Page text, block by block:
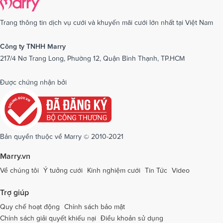
Dịch vụ cưới tại Cần Thơ
Dịch vụ cưới tại Nam Định Dịch vụ cưới tại Nghệ An
Dịch vụ cưới tại Phú Yên Dịch vụ cưới tại Phú Thọ
Dịch vụ cưới tại Quảng Bình
Dịch vụ cưới tại Quảng Ngãi
Dịch vụ cưới tại Quảng Ninh
Dịch vụ cưới tại Sóc Trăng Dịch vụ cưới tại Sơn La
Dịch vụ cưới tại Thái Bình Dịch vụ cưới tại Thanh Hóa
Dịch vụ cưới tại Thừa Thiên - Huế
Dịch vụ cưới tại An Giang Dịch vụ cưới tại Trà Vinh
Trang thông tin dịch vụ cưới và khuyến mãi cưới lớn nhất tại Việt Nam
Công ty TNHH Marry
217/4 Nơ Trang Long, Phường 12, Quận Bình Thạnh, TP.HCM
Được chứng nhận bởi
Bản quyền thuộc về Marry © 2010-2021
Marry.vn
Về chúng tôi Ý tưởng cưới Kinh nghiệm cưới Tin Tức Video
Trợ giúp
Quy chế hoạt động
Chính sách bảo mật
Chính sách giải quyết khiếu nại Điều khoản sử dụng